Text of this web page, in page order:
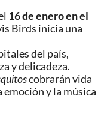
16 de enero en el
Birds inicia una
del país,
y delicadeza.
cobrarán vida
emoción y la música